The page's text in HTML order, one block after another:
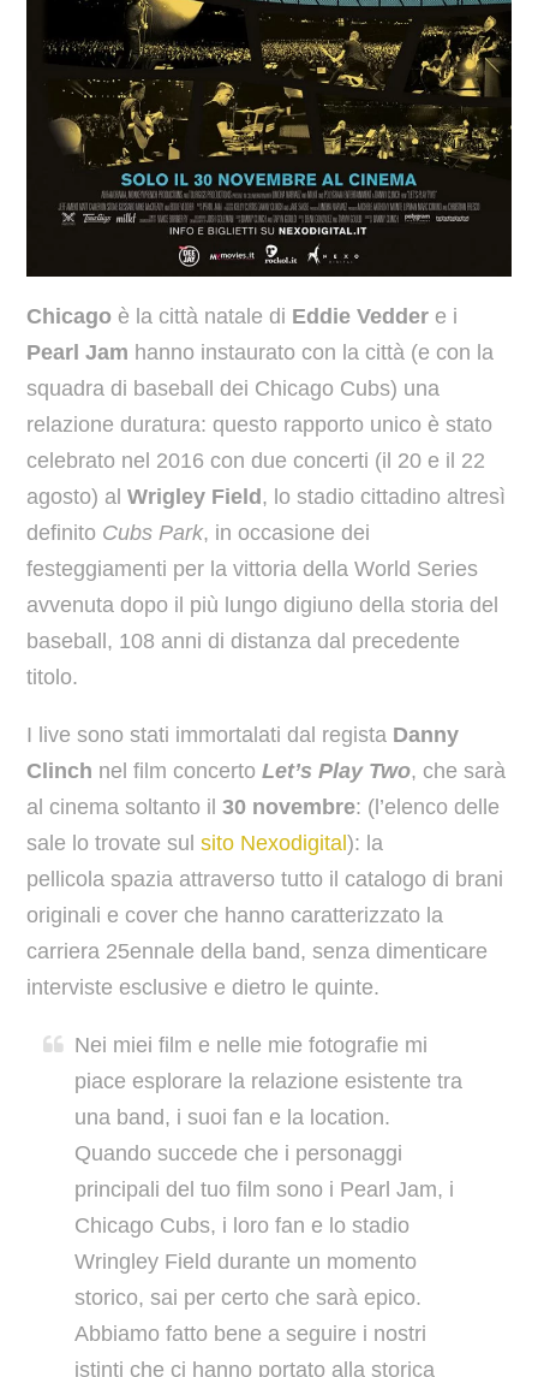
Chicagoè la città natale di Eddie Veddere i
Pearl Jam hanno instaurato con la città (e con la
squadra di baseball dei Chicago Cubs) una
relazione duratura: questo rapporto unico è stato
celebrato nel 2016 con due concerti (il 20 e il 22
agosto) al Wrigley Field, lo stadio cittadino altresì
definito Cubs Park, in occasione dei
festeggiamenti per la vittoria della World Series
avvenuta dopo il più lungo digiuno della storia del
baseball, 108 anni di distanza dal precedente
titolo.
I live sono stati immortalati dal regista Danny
Clinch nel film concerto Let’s Play Two, che sarà
al cinema soltanto il 30 novembre: (l’elenco delle
sale lo trovate sul sito Nexodigital): la
pellicola spazia attraverso tutto il catalogo di brani
originali e cover che hanno caratterizzato la
carriera 25ennale della band, senza dimenticare
interviste esclusive e dietro le quinte.
Nei miei film e nelle mie fotografie mi
piace esplorare la relazione esistente tra
una band, i suoi fan e la location.
Quando succede che i personaggi
principali del tuo film sono i Pearl Jam, i
Chicago Cubs, i loro fan e lo stadio
Wringley Field durante un momento
storico, sai per certo che sarà epico.
Abbiamo fatto bene a seguire i nostri
istinti che ci hanno portato alla storica